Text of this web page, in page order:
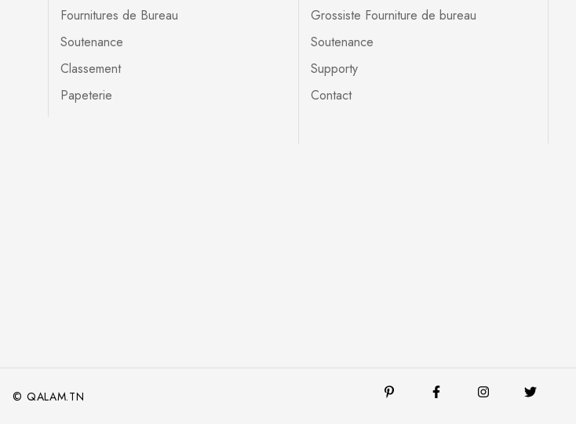
Fournitures de Bureau
Soutenance
Classement
Papeterie
Grossiste Fourniture de bureau
Soutenance
Supporty
Contact
© QALAM.TN